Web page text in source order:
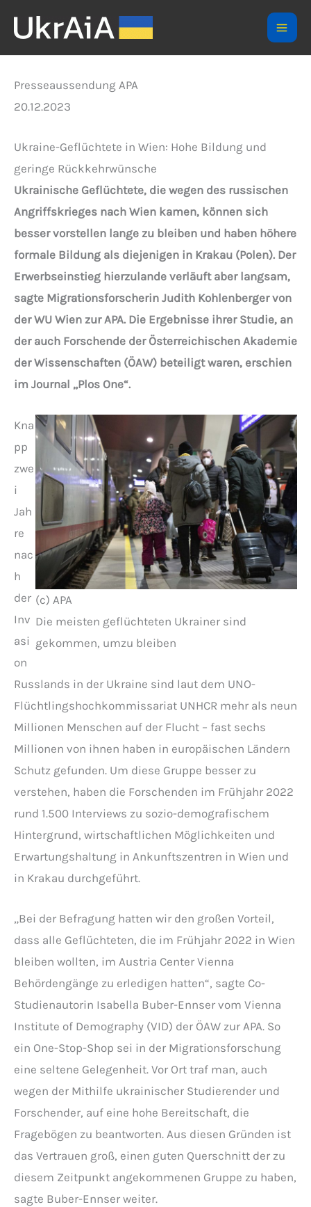
content
Presseaussendung APA
20.12.2023
Ukraine-Geflüchtete in Wien: Hohe Bildung und
geringe Rückkehrwünsche
Ukrainische Geflüchtete, die wegen des russischen
Angriffskrieges nach Wien kamen, können sich
besser vorstellen lange zu bleiben und haben höhere
formale Bildung als diejenigen in Krakau (Polen). Der
Erwerbseinstieg hierzulande verläuft aber langsam,
sagte Migrationsforscherin Judith Kohlenberger von
der WU Wien zur APA. Die Ergebnisse ihrer Studie, an
der auch Forschende der Österreichischen Akademie
der Wissenschaften (ÖAW) beteiligt waren, erschien
im Journal „Plos One“.
(c) APA
Die meisten geflüchteten Ukrainer sind
gekommen, umzu bleiben
Kna
pp
zwe
i
Jah
re
nac
h
der
Inv
asi
on
Russlands in der Ukraine sind laut dem UNO-
Flüchtlingshochkommissariat UNHCR mehr als neun
Millionen Menschen auf der Flucht – fast sechs
Millionen von ihnen haben in europäischen Ländern
Schutz gefunden. Um diese Gruppe besser zu
verstehen, haben die Forschenden im Frühjahr 2022
rund 1.500 Interviews zu sozio-demografischem
Hintergrund, wirtschaftlichen Möglichkeiten und
Erwartungshaltung in Ankunftszentren in Wien und
in Krakau durchgeführt.
„Bei der Befragung hatten wir den großen Vorteil,
dass alle Geflüchteten, die im Frühjahr 2022 in Wien
bleiben wollten, im Austria Center Vienna
Behördengänge zu erledigen hatten“, sagte Co-
Studienautorin Isabella Buber-Ennser vom Vienna
Institute of Demography (VID) der ÖAW zur APA. So
ein One-Stop-Shop sei in der Migrationsforschung
eine seltene Gelegenheit. Vor Ort traf man, auch
wegen der Mithilfe ukrainischer Studierender und
Forschender, auf eine hohe Bereitschaft, die
Fragebögen zu beantworten. Aus diesen Gründen ist
das Vertrauen groß, einen guten Querschnitt der zu
diesem Zeitpunkt angekommenen Gruppe zu haben,
sagte Buber-Ennser weiter.